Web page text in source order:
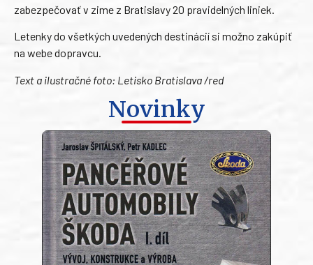
zabezpečovať v zime z Bratislavy 20 pravidelných liniek.
Letenky do všetkých uvedených destinácií si možno zakúpiť
na webe dopravcu.
Text a ilustračné foto: Letisko Bratislava /red
Novinky